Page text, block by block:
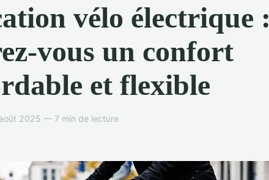
vélo électrique :
vous un confort
et flexible
2025 — 7 min de lecture